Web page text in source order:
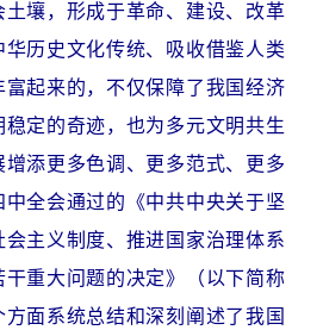
壤，形成于革命、建设、改革
历史文化传统、吸收借鉴人类
起来的，不仅保障了我国经济
定的奇迹，也为多元文明共生
添更多色调、更多范式、更多
全会通过的《中共中央关于坚
主义制度、推进国家治理体系
重大问题的决定》（以下简称
方面系统总结和深刻阐述了我国